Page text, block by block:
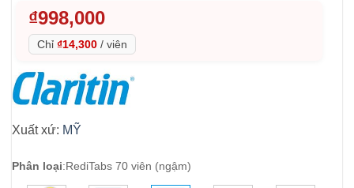
₫998,000
Chỉ ₫14,300 / viên
Xuất xứ: MỸ
Phân loại:RediTabs 70 viên (ngậm)